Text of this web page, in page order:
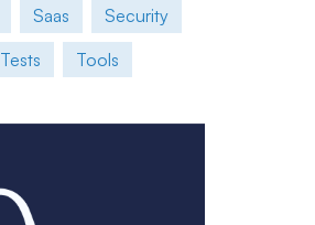
Saas
Security
Tests Tools